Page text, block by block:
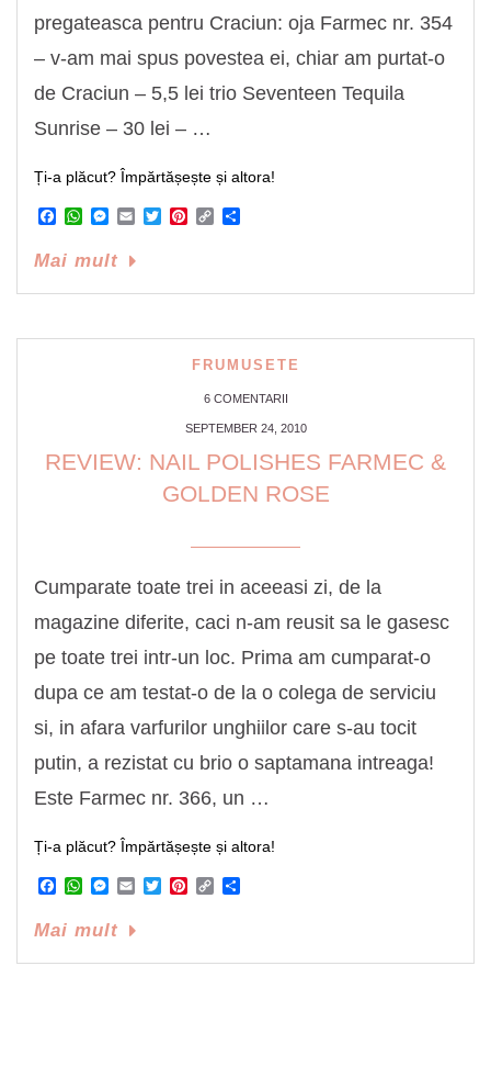
pregateasca pentru Craciun: oja Farmec nr. 354
– v-am mai spus povestea ei, chiar am purtat-o
de Craciun – 5,5 lei trio Seventeen Tequila
Sunrise – 30 lei – …
Ți-a plăcut? Împărtășește și altora!
Facebook
WhatsApp
Messenger
EmailTwitterPinterest
Copy
Mai mult
FRUMUSETE
6 COMENTARII
SEPTEMBER 24, 2010
REVIEW: NAIL POLISHES FARMEC &
GOLDEN ROSE
Cumparate toate trei in aceeasi zi, de la
magazine diferite, caci n-am reusit sa le gasesc
pe toate trei intr-un loc. Prima am cumparat-o
dupa ce am testat-o de la o colega de serviciu
si, in afara varfurilor unghiilor care s-au tocit
putin, a rezistat cu brio o saptamana intreaga!
Este Farmec nr. 366, un …
Ți-a plăcut? Împărtășește și altora!
Facebook
WhatsApp
Messenger
EmailTwitterPinterest
Copy
Mai mult